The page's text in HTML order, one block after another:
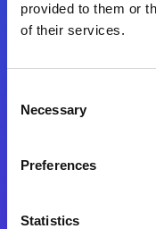
provided to them or
of their services.
Selection
Necessary
Preferences
Statistics
お